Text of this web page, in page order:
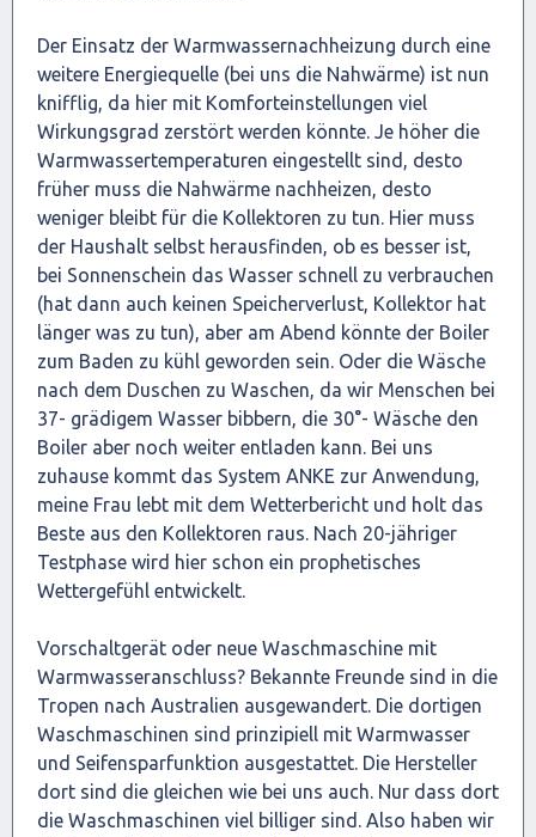
Der Einsatz der Warmwassernachheizung durch eine
weitere Energiequelle (bei uns die Nahwärme) ist nun
knifflig, da hier mit Komforteinstellungen viel
Wirkungsgrad zerstört werden könnte. Je höher die
Warmwassertemperaturen eingestellt sind, desto
früher muss die Nahwärme nachheizen, desto
weniger bleibt für die Kollektoren zu tun. Hier muss
der Haushalt selbst herausfinden, ob es besser ist,
bei Sonnenschein das Wasser schnell zu verbrauchen
(hat dann auch keinen Speicherverlust, Kollektor hat
länger was zu tun), aber am Abend könnte der Boiler
zum Baden zu kühl geworden sein. Oder die Wäsche
nach dem Duschen zu Waschen, da wir Menschen bei
37- grädigem Wasser bibbern, die 30°- Wäsche den
Boiler aber noch weiter entladen kann. Bei uns
zuhause kommt das System ANKE zur Anwendung,
meine Frau lebt mit dem Wetterbericht und holt das
Beste aus den Kollektoren raus. Nach 20-jähriger
Testphase wird hier schon ein prophetisches
Wettergefühl entwickelt.
Vorschaltgerät oder neue Waschmaschine mit
Warmwasseranschluss? Bekannte Freunde sind in die
Tropen nach Australien ausgewandert. Die dortigen
Waschmaschinen sind prinzipiell mit Warmwasser
und Seifensparfunktion ausgestattet. Die Hersteller
dort sind die gleichen wie bei uns auch. Nur dass dort
die Waschmaschinen viel billiger sind. Also haben wir